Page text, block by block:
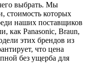
выбрать. Мы
стоимость которых
наших поставщиков
как Panasonic, Braun,
этих брендов из
что цена
без ущерба для